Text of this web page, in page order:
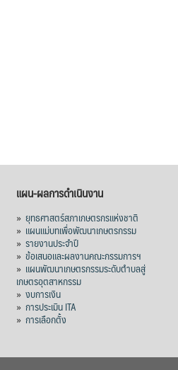
แผน-ผลการดำเนินงาน
» ยุทธศาสตร์สภาเกษตรกรแห่งชาติ
» แผนแม่บทเพื่อพัฒนาเกษตรกรรม
» รายงานประจำปี
» ข้อเสนอและผลงานคณะกรรมการฯ
» แผนพัฒนาเกษตรกรรมระดับตำบลสู่
เกษตรอุตสาหกรรม
» งบการเงิน
» การประเมิน ITA
» การเลือกตั้ง